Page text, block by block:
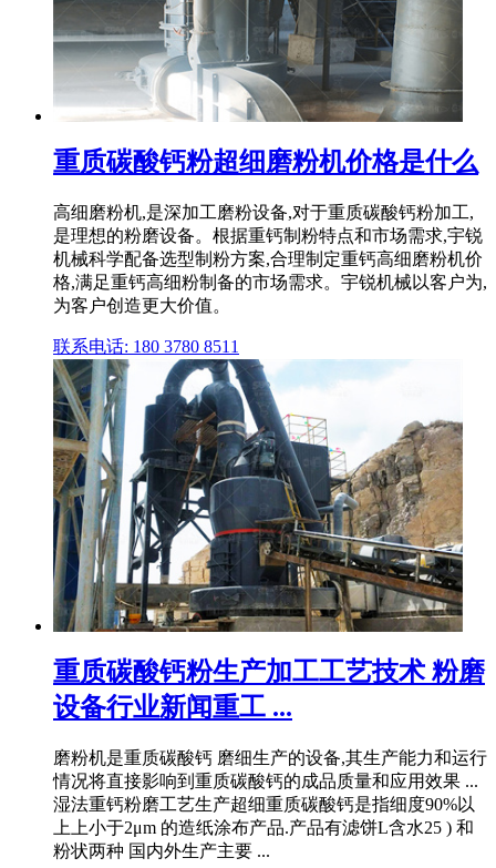
重质碳酸钙粉超细磨粉机价格是什么
高细磨粉机,是深加工磨粉设备,对于重质碳酸钙粉加工,
是理想的粉磨设备。根据重钙制粉特点和市场需求,宇锐
机械科学配备选型制粉方案,合理制定重钙高细磨粉机价
格,满足重钙高细粉制备的市场需求。宇锐机械以客户为,
为客户创造更大价值。
联系电话: 180 3780 8511
重质碳酸钙粉生产加工工艺技术 粉磨
设备行业新闻重工 ...
磨粉机是重质碳酸钙 磨细生产的设备,其生产能力和运行
情况将直接影响到重质碳酸钙的成品质量和应用效果 ...
湿法重钙粉磨工艺生产超细重质碳酸钙是指细度90%以
上上小于2μm 的造纸涂布产品.产品有滤饼L含水25 ) 和
粉状两种 国内外生产主要 ...